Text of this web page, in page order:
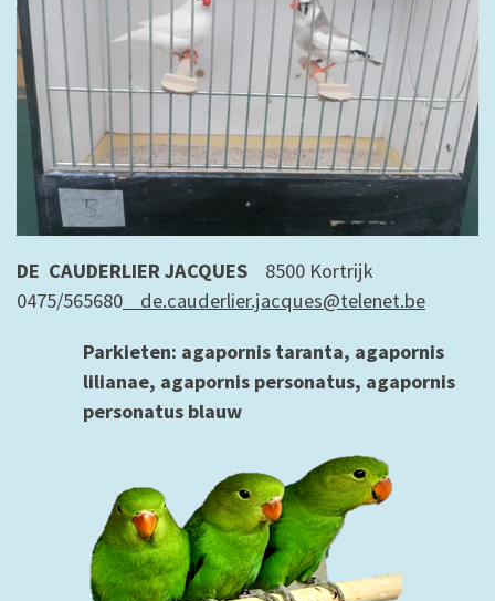
DE CAUDERLIER JACQUES 8500 Kortrijk
0475/565680 de.cauderlier.jacques@telenet.be
Parkieten: agapornis taranta, agapornis
lilianae, agapornis personatus, agapornis
personatus blauw